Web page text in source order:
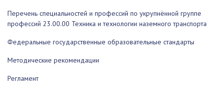
Перечень специальностей и профессий по укрупнённой группе
профессий 23.00.00 Техника и технологии наземного транспорта
Федеральные государственные образовательные стандарты
Методические рекомендации
Регламент